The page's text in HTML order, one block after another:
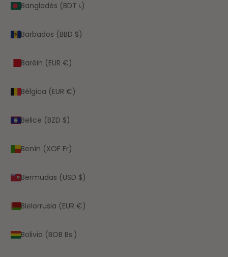
Bangladés (BDT ৳)
Barbados (BBD $)
Baréin (EUR €)
Bélgica (EUR €)
Belice (BZD $)
Benín (XOF Fr)
Bermudas (USD $)
Bielorrusia (EUR €)
Bolivia (BOB Bs.)